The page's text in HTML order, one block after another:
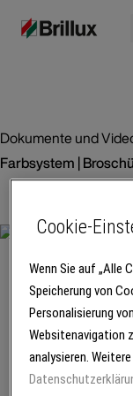
Dokumente und
Farbsystem |
Cookie-
Wenn Sie auf „Alle
Speicherung von
Personalisierung
Websitenavigation
analysieren.